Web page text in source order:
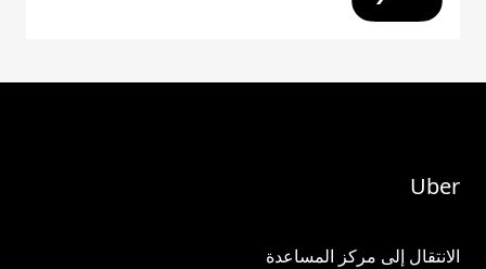
Uber
الانتقال إلى مركز المساعدة